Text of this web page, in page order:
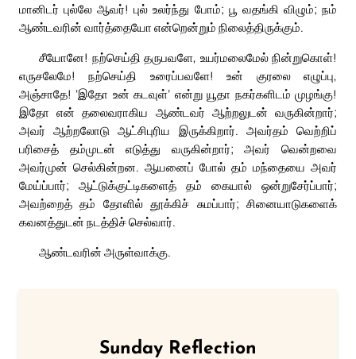
மானிடர் புல்லே ஆவர்! புல் உலர்ந்து போம்; பூ வதங்கி விழும்; நம்
ஆண்டவரின் வார்த்தையோ என்றென்றும் நிலைத்திருக்கும்.
சீயோனே! நற்செய்தி தருபவளே, உயர்மலைமேல் நின்றுகொள்!
எருசலேமே! நற்செய்தி உரைப்பவளே! உன் குரலை எழுப்பு,
அஞ்சாதே! ‘இதோ உன் கடவுள்’ என்று யூதா நகர்களிடம் முழங்கு!
இதோ என் தலைவராகிய ஆண்டவர் ஆற்றலுடன் வருகின்றார்;
அவர் ஆற்றலோடு ஆட்சிபுரிய இருக்கிறார். அவர்தம் வெற்றிப்
பரிசைத் தம்முடன் எடுத்து வருகின்றார்; அவர் வென்றவை
அவர்முன் செல்கின்றன. ஆயனைப் போல் தம் மந்தையை அவர்
மேய்ப்பார்; ஆட்டுக்குட்டிகளைத் தம் கையால் ஒன்றுசேர்ப்பார்;
அவற்றைத் தம் தோளில் தூக்கிச் சுமப்பார்; சினையாடுகளைக்
கவனத்துடன் நடத்திச் செல்வார்.
ஆண்டவரின் அருள்வாக்கு.
Sunday Reflection